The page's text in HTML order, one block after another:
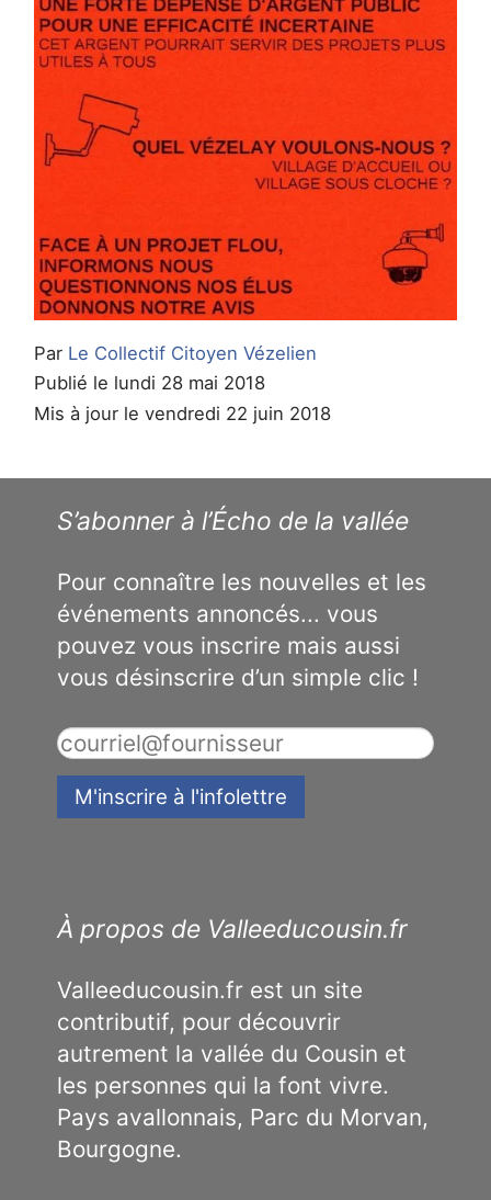
Par Le Collectif Citoyen Vézelien
Publié le lundi 28 mai 2018
Mis à jour le vendredi 22 juin 2018
S’abonner à l’Écho de la vallée
Pour connaître les nouvelles et les
événements annoncés... vous
pouvez vous inscrire mais aussi
vous désinscrire d’un simple clic !
À propos de Valleeducousin.fr
Valleeducousin.fr est un site
contributif, pour découvrir
autrement la vallée du Cousin et
les personnes qui la font vivre.
Pays avallonnais, Parc du Morvan,
Bourgogne.